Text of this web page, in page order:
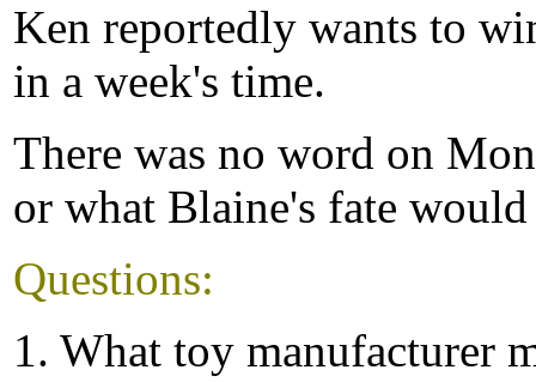
Ken reportedly wants to
in a week's time.
There was no word on
or what Blaine's fate
Questions:
1. What toy manufacturer